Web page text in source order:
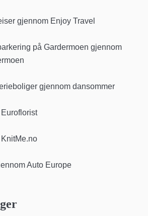
gjennom Enjoy Travel
på Gardermoen gjennom
gjennom dansommer
Auto Europe